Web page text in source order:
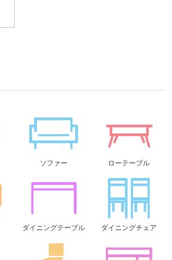
ソファー ローテーブル
ダイニングテーブル ダイニングチェア